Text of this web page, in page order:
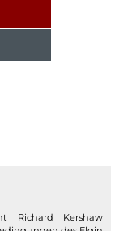
Richard Kershaw